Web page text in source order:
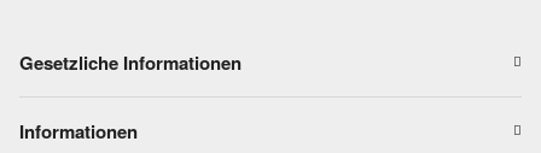
Gesetzliche Informationen
Informationen